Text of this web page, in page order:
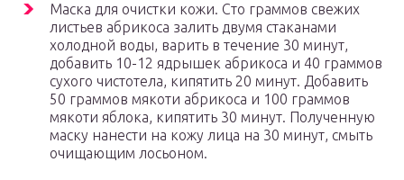
Маска для очистки кожи. Сто граммов свежих
листьев абрикоса залить двумя стаканами
холодной воды, варить в течение 30 минут,
добавить 10-12 ядрышек абрикоса и 40 граммов
сухого чистотела, кипятить 20 минут. Добавить
50 граммов мякоти абрикоса и 100 граммов
мякоти яблока, кипятить 30 минут. Полученную
маску нанести на кожу лица на 30 минут, смыть
очищающим лосьоном.